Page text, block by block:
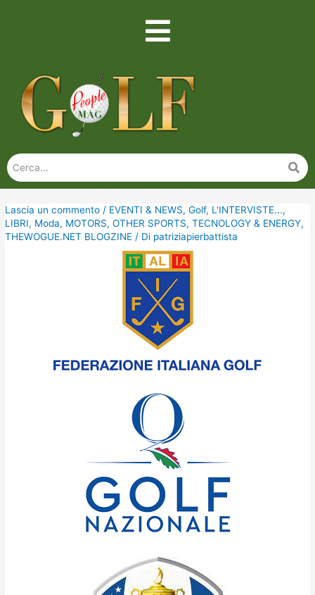
Lascia un commento / EVENTI & NEWS,Golf, L'INTERVISTE...,
LIBRI, Moda, MOTORS,OTHER SPORTS,TECNOLOGY & ENERGY,
THEWOGUE.NET BLOGZINE / Di patriziapierbattista